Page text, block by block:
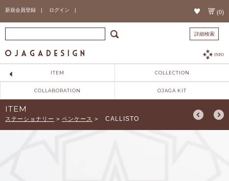
新規会員登録 | ログイン | (0)
詳細検索
INFO
ITEM COLLECTION
COLLABORATION OJAGA KIT
ITEM
ステーショナリー > ペンケース > CALLISTO